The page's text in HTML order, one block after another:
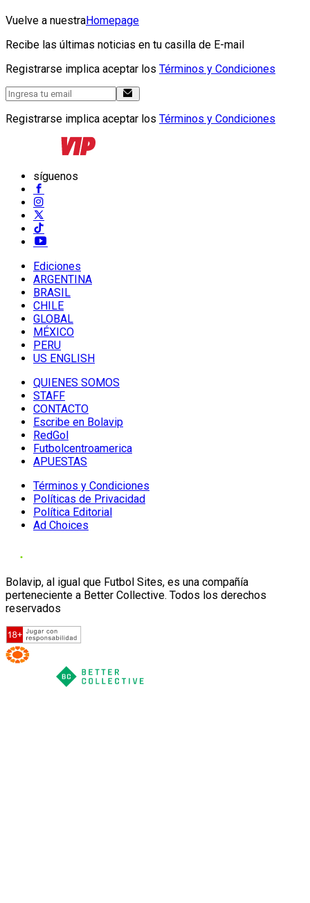
Vuelve a nuestraHomepage
Recibe las últimas noticias en tu casilla de E-mail
Registrarse implica aceptar los Términos y Condiciones
Registrarse implica aceptar los Términos y Condiciones
síguenos
Ediciones
ARGENTINA
BRASIL
CHILE
GLOBAL
MÉXICO
PERU
US ENGLISH
QUIENES SOMOS
STAFF
CONTACTO
Escribe en Bolavip
RedGol
Futbolcentroamerica
APUESTAS
Términos y Condiciones
Políticas de Privacidad
Política Editorial
Ad Choices
Bolavip, al igual que Futbol Sites, es una compañía
perteneciente a Better Collective. Todos los derechos
reservados